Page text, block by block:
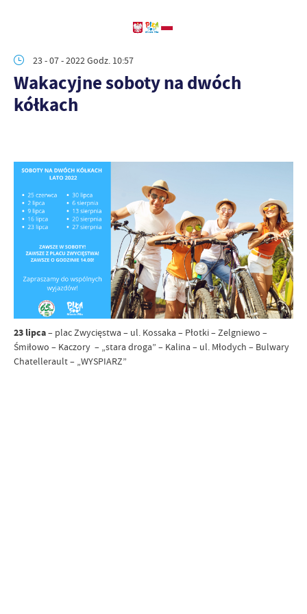
23 - 07 - 2022 Godz. 10:57
Wakacyjne soboty na dwóch
kółkach
23 lipca– plac Zwycięstwa – ul. Kossaka – Płotki – Zelgniewo –
Śmiłowo – Kaczory – „stara droga” – Kalina – ul. Młodych – Bulwary
Chatellerault – „WYSPIARZ”